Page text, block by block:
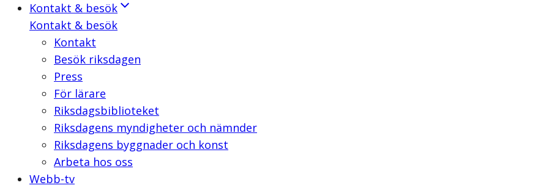
Kontakt & besök
Kontakt & besök
Kontakt
Besök riksdagen
Press
För lärare
Riksdagsbiblioteket
Riksdagens myndigheter och nämnder
Riksdagens byggnader och konst
Arbeta hos oss
Webb-tv